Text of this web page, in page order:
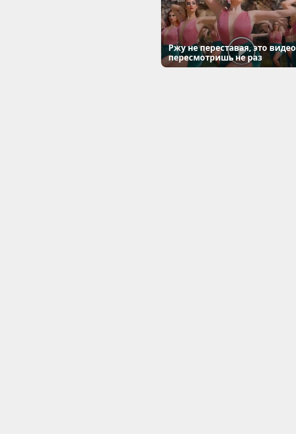
Ржу не переставая, это видео
пересмотришь не раз